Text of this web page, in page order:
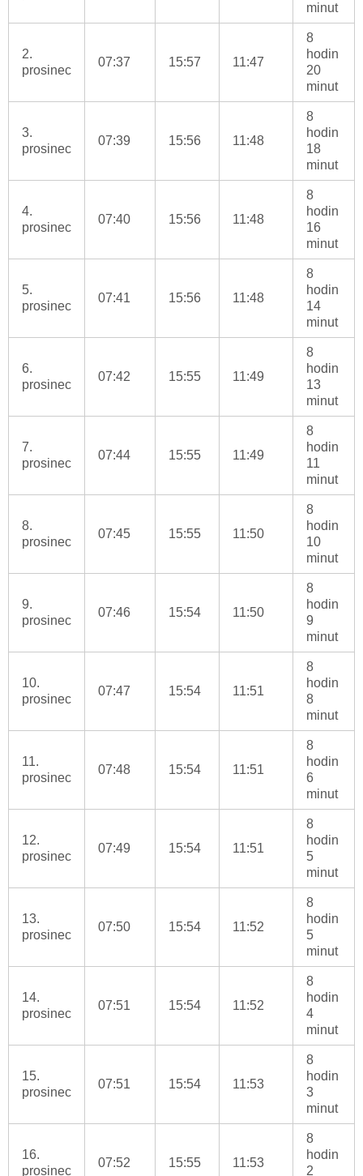
minut
2.
prosinec
07:37 15:57 11:47
8
hodin
20
minut
3.
prosinec
07:39 15:56 11:48
8
hodin
18
minut
4.
prosinec
07:40 15:56 11:48
8
hodin
16
minut
5.
prosinec
07:41 15:56 11:48
8
hodin
14
minut
6.
prosinec
07:42 15:55 11:49
8
hodin
13
minut
7.
prosinec
07:44 15:55 11:49
8
hodin
11
minut
8.
prosinec
07:45 15:55 11:50
8
hodin
10
minut
9.
prosinec
07:46 15:54 11:50
8
hodin
9
minut
10.
prosinec
07:47 15:54 11:51
8
hodin
8
minut
11.
prosinec
07:48 15:54 11:51
8
hodin
6
minut
12.
prosinec
07:49 15:54 11:51
8
hodin
5
minut
13.
prosinec
07:50 15:54 11:52
8
hodin
5
minut
14.
prosinec
07:51 15:54 11:52
8
hodin
4
minut
15.
prosinec
07:51 15:54 11:53
8
hodin
3
minut
16.
prosinec
07:52 15:55 11:53
8
hodin
2